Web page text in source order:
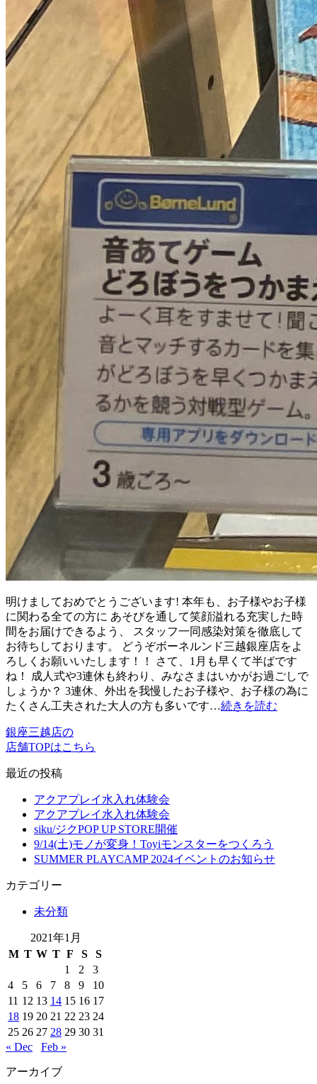
明けましておめでとうございます! 本年も、お子様やお子様
に関わる全ての方に あそびを通して笑顔溢れる充実した時
間をお届けできるよう、 スタッフ一同感染対策を徹底して
お待ちしております。 どうぞボーネルンド三越銀座店をよ
ろしくお願いいたします！！ さて、1月も早くて半ばです
ね！ 成人式や3連休も終わり、みなさまはいかがお過ごしで
しょうか？ 3連休、外出を我慢したお子様や、お子様の為に
たくさん工夫された大人の方も多いです…続きを読む
銀座三越店の
店舗TOPはこちら
最近の投稿
アクアプレイ水入れ体験会
アクアプレイ水入れ体験会
siku/ジクPOP UP STORE開催
9/14(土)モノが変身！Toyiモンスターをつくろう
SUMMER PLAYCAMP 2024イベントのお知らせ
カテゴリー
未分類
2021年1月
M T W T F S
S
1
2
3
4
5 6 7 8 9
10
11 12 13 14 15 16 17
18 19 20 21 22 23 24
25 26 27 28 29 30 31
« Dec
Feb »
アーカイブ